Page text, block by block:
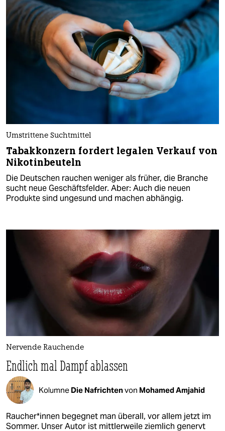
Umstrittene Suchtmittel
Tabakkonzern fordert legalen Verkauf von
Nikotinbeuteln
Die Deutschen rauchen weniger als früher, die Branche
sucht neue Geschäftsfelder. Aber: Auch die neuen
Produkte sind ungesund und machen abhängig.
Nervende Rauchende
Endlich mal Dampf ablassen
Kolumne Die Nafrichtenvon Mohamed Amjahid
Rau­che­r*in­nen begegnet man überall, vor allem jetzt im
Sommer. Unser Autor ist mittlerweile ziemlich genervt